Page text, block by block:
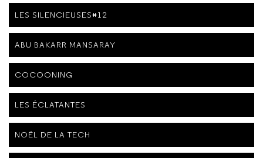
LES SILENCIEUSES#12
ABU BAKARR MANSARAY
COCOONING
LES ÉCLATANTES
NOËL DE LA TECH